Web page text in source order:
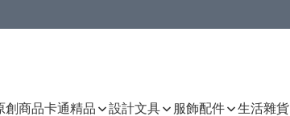
創商品卡通精品 設計文具 服飾配件 生活雜貨